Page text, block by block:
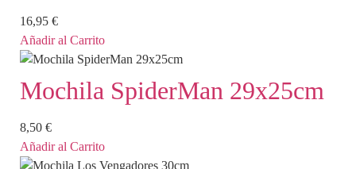
16,95 €
Añadir al Carrito
Mochila SpiderMan 29x25cm
8,50 €
Añadir al Carrito